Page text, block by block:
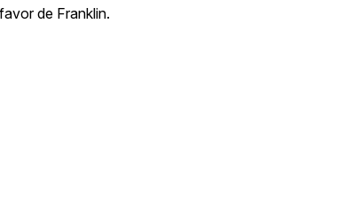
de Franklin.